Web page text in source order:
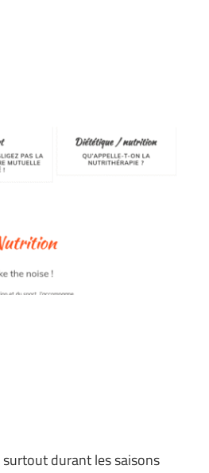
surtout durant les saisons